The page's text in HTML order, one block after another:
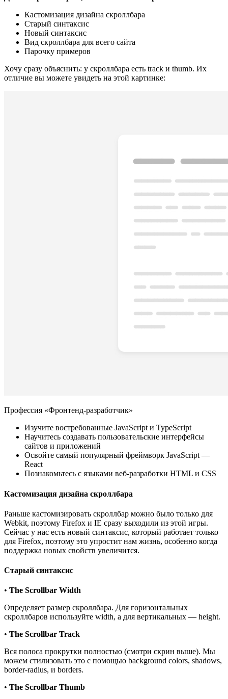
Кастомизация дизайна скроллбара
Старый синтаксис
Новый синтаксис
Вид скроллбара для всего сайта
Парочку примеров
Хочу сразу объяснить: у скроллбара есть track и thumb. Их
отличие вы можете увидеть на этой картинке:
Профессия «Фронтенд-разработчик»
Изучите востребованные JavaScript и TypeScript
Научитесь создавать пользовательские интерфейсы
сайтов и приложений
Освойте самый популярный фреймворк JavaScript —
React
Познакомьтесь с языками веб-разработки HTML и CSS
Кастомизация дизайна скроллбара
Раньше кастомизировать скроллбар можно было только для
Webkit, поэтому Firefox и IE сразу выходили из этой игры.
Сейчас у нас есть новый синтаксис, который работает только
для Firefox, поэтому это упростит нам жизнь, особенно когда
поддержка новых свойств увеличится.
Старый синтаксис
• The Scrollbar Width
Определяет размер скроллбара. Для горизонтальных
скроллбаров используйте width, а для вертикальных — height.
• The Scrollbar Track
Вся полоса прокрутки полностью (смотри скрин выше). Мы
можем стилизовать это с помощью background colors, shadows,
border-radius, и borders.
• The Scrollbar Thumb